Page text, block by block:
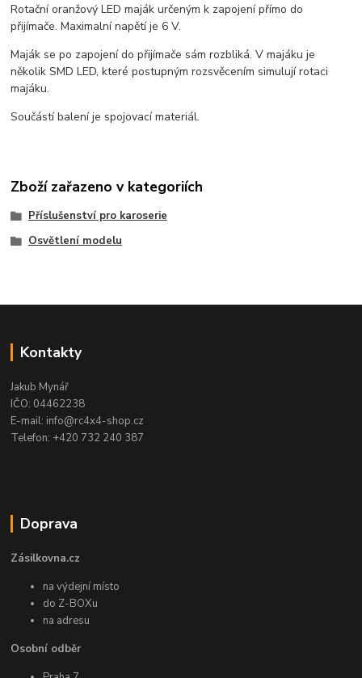
Rotační oranžový LED maják určeným k zapojení přímo do
přijímače. Maximalní napětí je 6 V.
Maják se po zapojení do přijímače sám rozbliká. V majáku je
několik SMD LED, které postupným rozsvěcením simulují rotaci
majáku.
Součástí balení je spojovací materiál.
Zboží zařazeno v kategoriích
Příslušenství pro karoserie
Osvětlení modelu
Kontakty
Jakub Mynář
IČO: 04462238
E-mail: info@rc4x4-shop.cz
Telefon: +420 732 240 387
Doprava
Zásilkovna.cz
na výdejní místo
do Z-BOXu
na adresu
Osobní odběr